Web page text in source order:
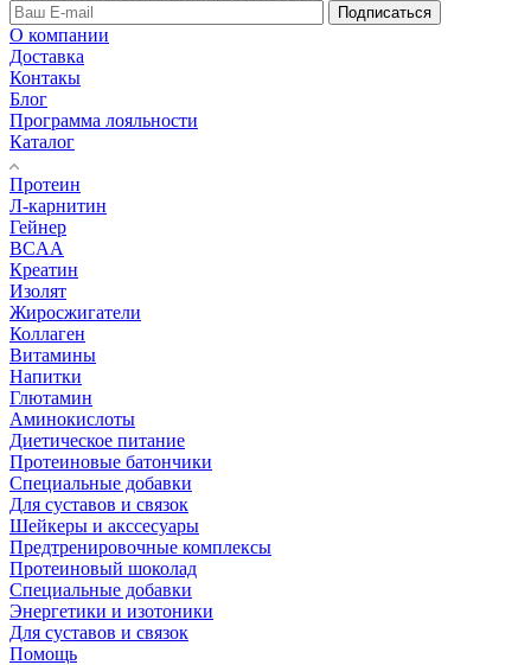
Подписаться
О компании
Доставка
Контакы
Блог
Программа лояльности
Каталог
Протеин
Л-карнитин
Гейнер
BCAA
Креатин
Изолят
Жиросжигатели
Коллаген
Витамины
Напитки
Глютамин
Аминокислоты
Диетическое питание
Протеиновые батончики
Специальные добавки
Для суставов и связок
Шейкеры и акссесуары
Предтренировочные комплексы
Протеиновый шоколад
Специальные добавки
Энергетики и изотоники
Для суставов и связок
Помощь